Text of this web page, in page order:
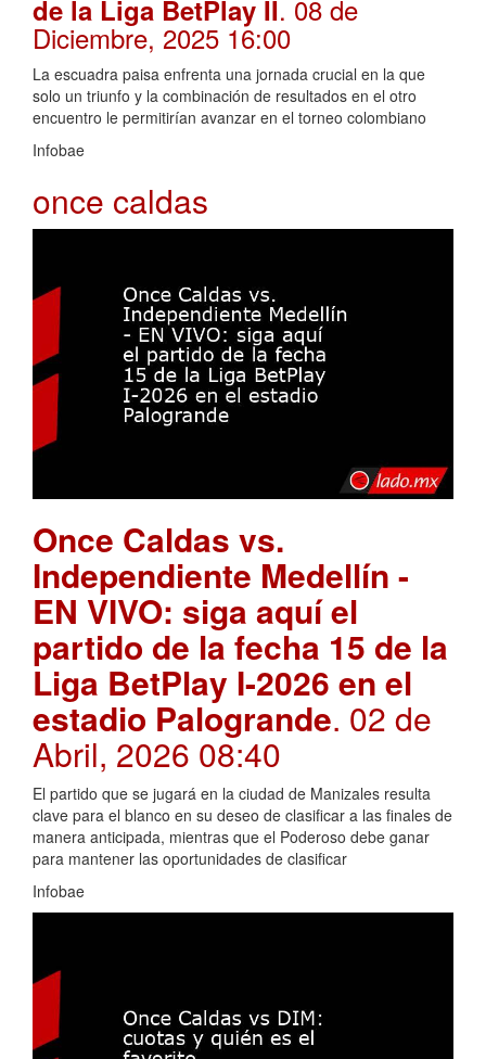
de la Liga BetPlay II. 08 de
Diciembre, 2025 16:00
La escuadra paisa enfrenta una jornada crucial en la que
solo un triunfo y la combinación de resultados en el otro
encuentro le permitirían avanzar en el torneo colombiano
Infobae
once caldas
Once Caldas vs.
Independiente Medellín -
EN VIVO: siga aquí el
partido de la fecha 15 de la
Liga BetPlay I-2026 en el
estadio Palogrande. 02 de
Abril, 2026 08:40
El partido que se jugará en la ciudad de Manizales resulta
clave para el blanco en su deseo de clasificar a las finales de
manera anticipada, mientras que el Poderoso debe ganar
para mantener las oportunidades de clasificar
Infobae